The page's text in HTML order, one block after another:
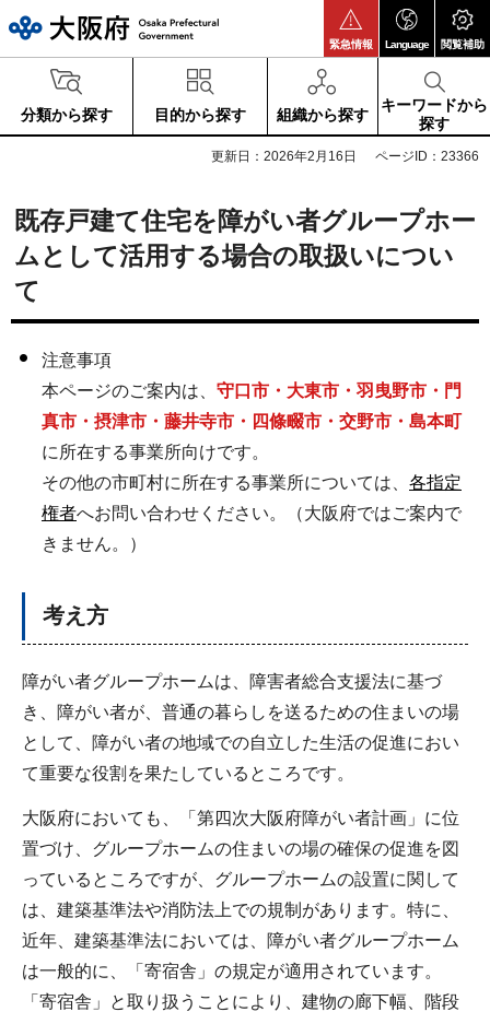
緊急情報 Language 閲覧補助
分類から探す 目的から探す 組織から探す
キーワードから
探す
更新日：2026年2月16日 ページID：23366
既存戸建て住宅を障がい者グループホー
ムとして活用する場合の取扱いについ
て
注意事項
本ページのご案内は、 守口市・大東市・羽曳野市・門
真市・摂津市・藤井寺市・四條畷市・交野市・島本町
に所在する事業所向けです。
その他の市町村に所在する事業所については、 各指定
権者へお問い合わせください。（大阪府ではご案内で
きません。）
考え方
障がい者グループホームは、障害者総合支援法に基づ
き、障がい者が、普通の暮らしを送るための住まいの場
として、障がい者の地域での自立した生活の促進におい
て重要な役割を果たしているところです。
大阪府においても、「第四次大阪府障がい者計画」に位
置づけ、グループホームの住まいの場の確保の促進を図
っているところですが、グループホームの設置に関して
は、建築基準法や消防法上での規制があります。特に、
近年、建築基準法においては、障がい者グループホーム
は一般的に、「寄宿舎」の規定が適用されています。
「寄宿舎」と取り扱うことにより、建物の廊下幅、階段